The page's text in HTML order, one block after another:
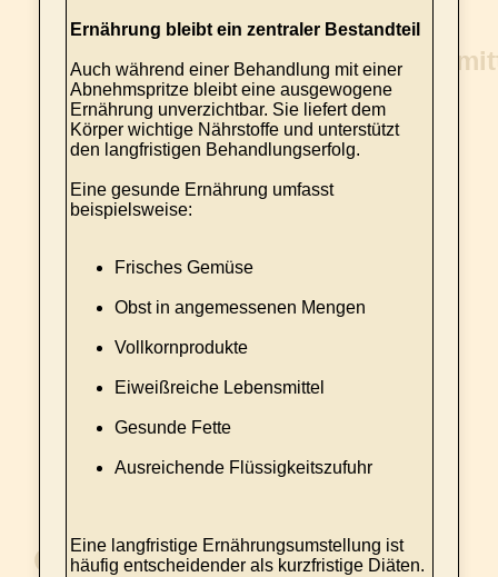
Ernährung bleibt ein zentraler Bestandteil
Auch während einer Behandlung mit einer
Abnehmspritze bleibt eine ausgewogene
Ernährung unverzichtbar. Sie liefert dem
Körper wichtige Nährstoffe und unterstützt
den langfristigen Behandlungserfolg.
Eine gesunde Ernährung umfasst
beispielsweise:
Frisches Gemüse
Obst in angemessenen Mengen
Vollkornprodukte
Eiweißreiche Lebensmittel
Gesunde Fette
Ausreichende Flüssigkeitszufuhr
Eine langfristige Ernährungsumstellung ist
häufig entscheidender als kurzfristige Diäten.